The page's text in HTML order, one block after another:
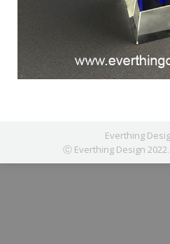
Everthing
Ⓒ Everthing Design